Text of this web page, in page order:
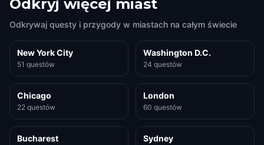
Odkryj więcej miast
Odkrywaj questy i przygody w miastach na całym świecie
New York City
51 questów
Washington D.C.
24 questów
Chicago
22 questów
London
60 questów
Bucharest Sydney